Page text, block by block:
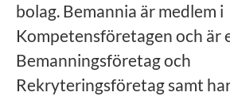
bolag. Bemannia är medlem i
Kompetensföretagen och är
Bemanningsföretag och
Rekryteringsföretag samt